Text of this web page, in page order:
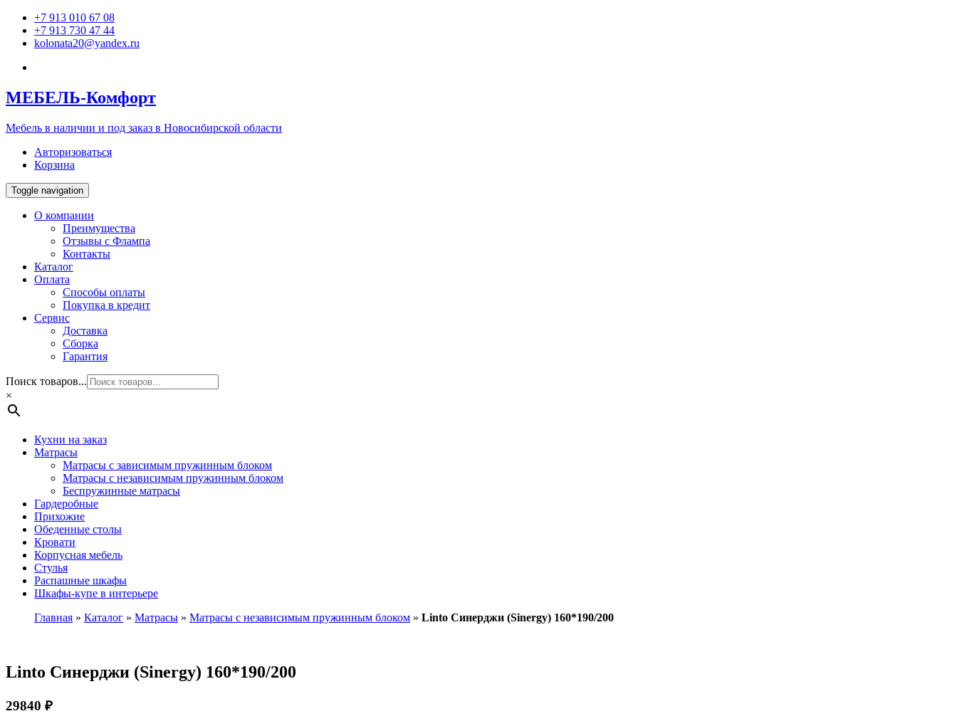
+7 913 010 67 08
+7 913 730 47 44
kolonata20@yandex.ru
МЕБЕЛЬ-Комфорт
Мебель в наличии и под заказ в Новосибирской области
Авторизоваться
Корзина
Toggle navigation
О компании
Преимущества
Отзывы c Флампа
Контакты
Каталог
Оплата
Способы оплаты
Покупка в кредит
Сервис
Доставка
Сборка
Гарантия
Поиск товаров...
×
Кухни на заказ
Матрасы
Матрасы с зависимым пружинным блоком
Матрасы с независимым пружинным блоком
Беспружинные матрасы
Гардеробные
Прихожие
Обеденные столы
Кровати
Корпусная мебель
Стулья
Распашные шкафы
Шкафы-купе в интерьере
Главная » Каталог » Матрасы » Матрасы с независимым пружинным блоком » Linto Синерджи (Sinergy) 160*190/200
Linto Синерджи (Sinergy) 160*190/200
29840 ₽